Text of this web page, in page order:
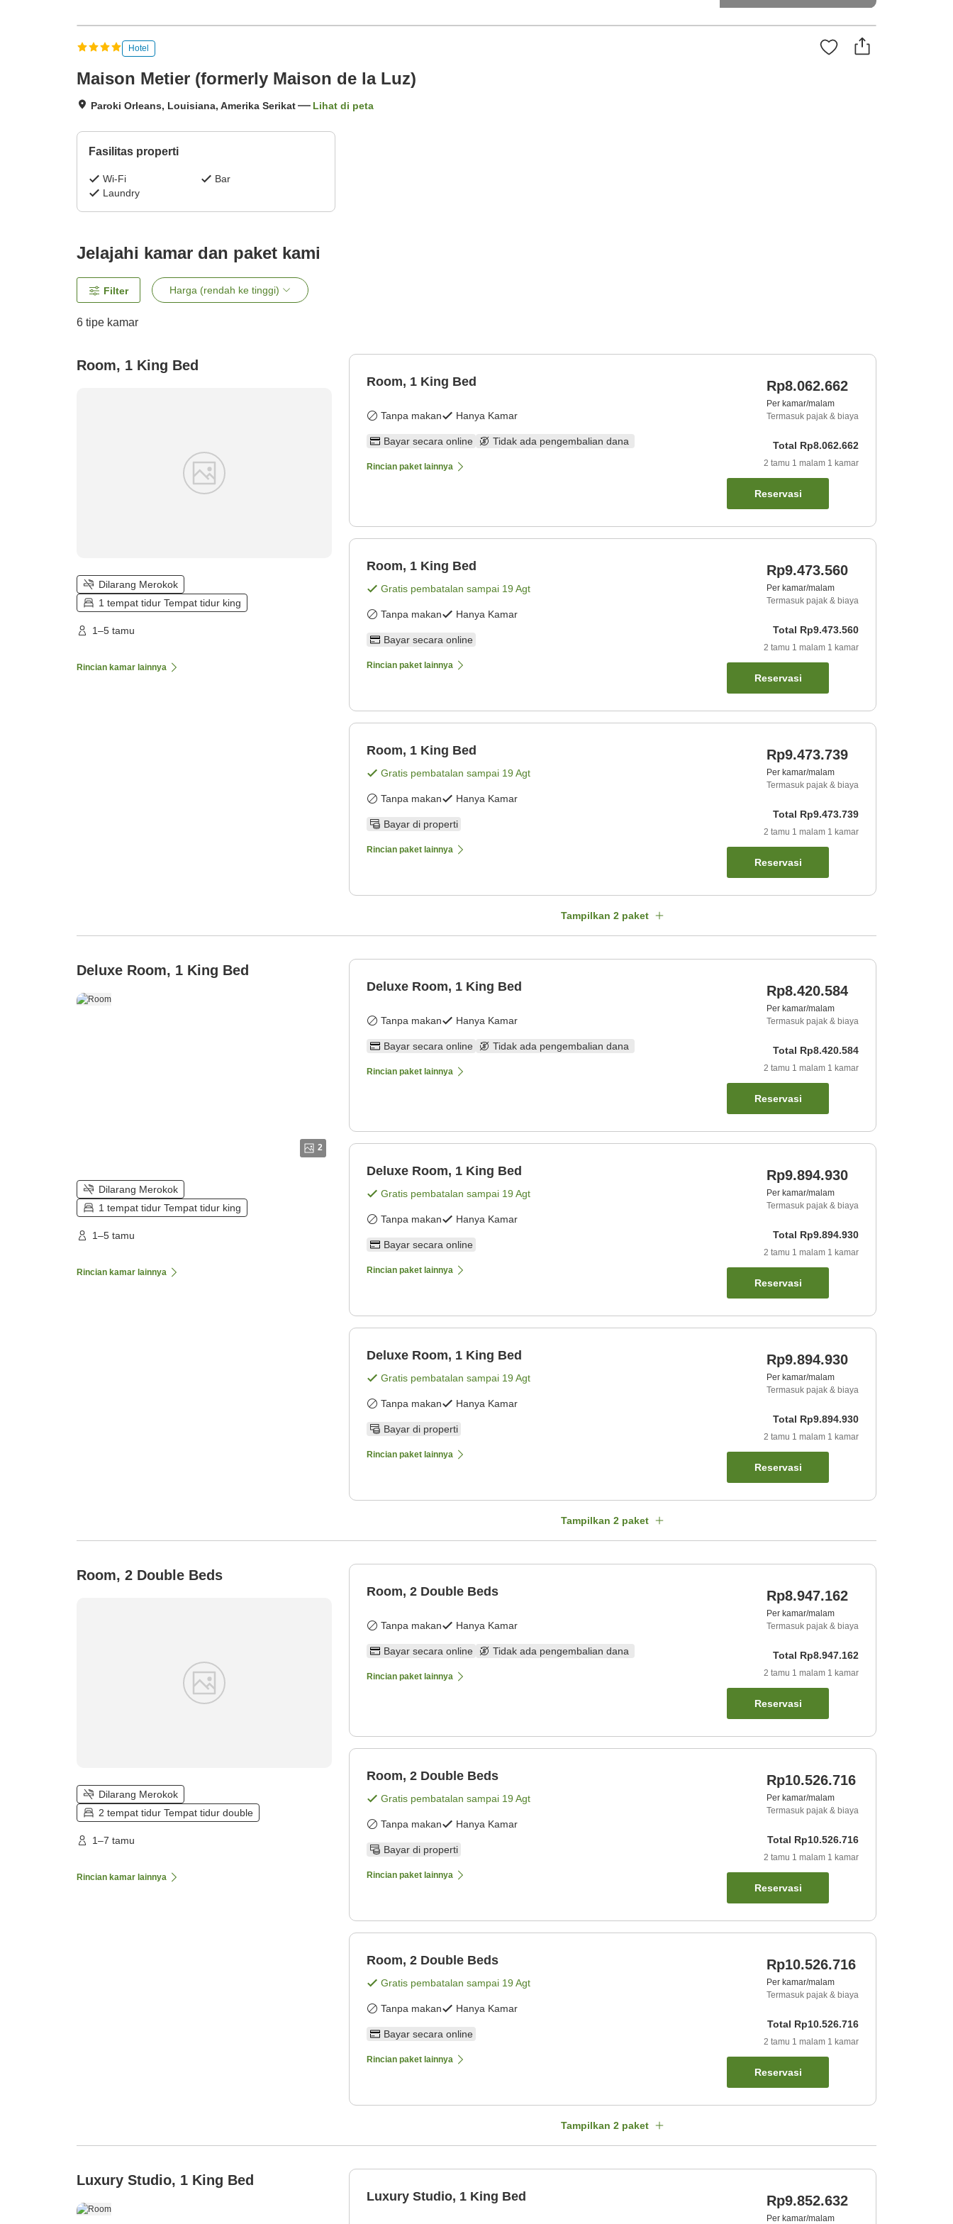
Hotel
Maison Metier (formerly Maison de la Luz)
Paroki Orleans, Louisiana, Amerika Serikat Lihat di peta
Fasilitas properti
Wi-Fi
Bar
Laundry
Jelajahi kamar dan paket kami
Filter Harga (rendah ke tinggi)
6 tipe kamar
Room, 1 King Bed
Dilarang Merokok
1 tempat tidur Tempat tidur king
1–5 tamu
Rincian kamar lainnya
Room, 1 King Bed
Tanpa makan Hanya Kamar
Bayar secara online Tidak ada pengembalian dana
Rincian paket lainnya
Rp8.062.662
Per kamar/malam
Termasuk pajak & biaya
Total Rp8.062.662
2 tamu 1 malam 1 kamar
Reservasi
Room, 1 King Bed
Gratis pembatalan sampai 19 Agt
Tanpa makan Hanya Kamar
Bayar secara online
Rincian paket lainnya
Rp9.473.560
Per kamar/malam
Termasuk pajak & biaya
Total Rp9.473.560
2 tamu 1 malam 1 kamar
Reservasi
Room, 1 King Bed
Gratis pembatalan sampai 19 Agt
Tanpa makan Hanya Kamar
Bayar di properti
Rincian paket lainnya
Rp9.473.739
Per kamar/malam
Termasuk pajak & biaya
Total Rp9.473.739
2 tamu 1 malam 1 kamar
Reservasi
Tampilkan 2 paket
Deluxe Room, 1 King Bed
2
Dilarang Merokok
1 tempat tidur Tempat tidur king
1–5 tamu
Rincian kamar lainnya
Deluxe Room, 1 King Bed
Tanpa makan Hanya Kamar
Bayar secara online Tidak ada pengembalian dana
Rincian paket lainnya
Rp8.420.584
Per kamar/malam
Termasuk pajak & biaya
Total Rp8.420.584
2 tamu 1 malam 1 kamar
Reservasi
Deluxe Room, 1 King Bed
Gratis pembatalan sampai 19 Agt
Tanpa makan Hanya Kamar
Bayar secara online
Rincian paket lainnya
Rp9.894.930
Per kamar/malam
Termasuk pajak & biaya
Total Rp9.894.930
2 tamu 1 malam 1 kamar
Reservasi
Deluxe Room, 1 King Bed
Gratis pembatalan sampai 19 Agt
Tanpa makan Hanya Kamar
Bayar di properti
Rincian paket lainnya
Rp9.894.930
Per kamar/malam
Termasuk pajak & biaya
Total Rp9.894.930
2 tamu 1 malam 1 kamar
Reservasi
Tampilkan 2 paket
Room, 2 Double Beds
Dilarang Merokok
2 tempat tidur Tempat tidur double
1–7 tamu
Rincian kamar lainnya
Room, 2 Double Beds
Tanpa makan Hanya Kamar
Bayar secara online Tidak ada pengembalian dana
Rincian paket lainnya
Rp8.947.162
Per kamar/malam
Termasuk pajak & biaya
Total Rp8.947.162
2 tamu 1 malam 1 kamar
Reservasi
Room, 2 Double Beds
Gratis pembatalan sampai 19 Agt
Tanpa makan Hanya Kamar
Bayar di properti
Rincian paket lainnya
Rp10.526.716
Per kamar/malam
Termasuk pajak & biaya
Total Rp10.526.716
2 tamu 1 malam 1 kamar
Reservasi
Room, 2 Double Beds
Gratis pembatalan sampai 19 Agt
Tanpa makan Hanya Kamar
Bayar secara online
Rincian paket lainnya
Rp10.526.716
Per kamar/malam
Termasuk pajak & biaya
Total Rp10.526.716
2 tamu 1 malam 1 kamar
Reservasi
Tampilkan 2 paket
Luxury Studio, 1 King Bed
Luxury Studio, 1 King Bed Rp9.852.632
Per kamar/malam